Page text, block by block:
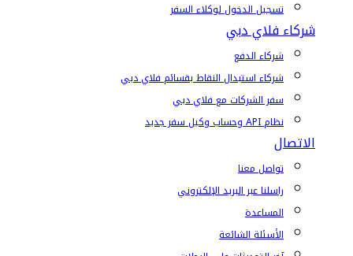
تسجيل الدخول لوكلاء السفر
شركاء فلاي دبي
شركاء الدفع
شركاء استبدال النقاط بقسائم فلاي دبي
سفر الشركات مع فلاي دبي
نظام API وحساب وكيل سفر جديد
الاتصال
تواصل معنا
راسلنا عبر البريد الإلكتروني
المساعدة
الأسئلة الشائعة